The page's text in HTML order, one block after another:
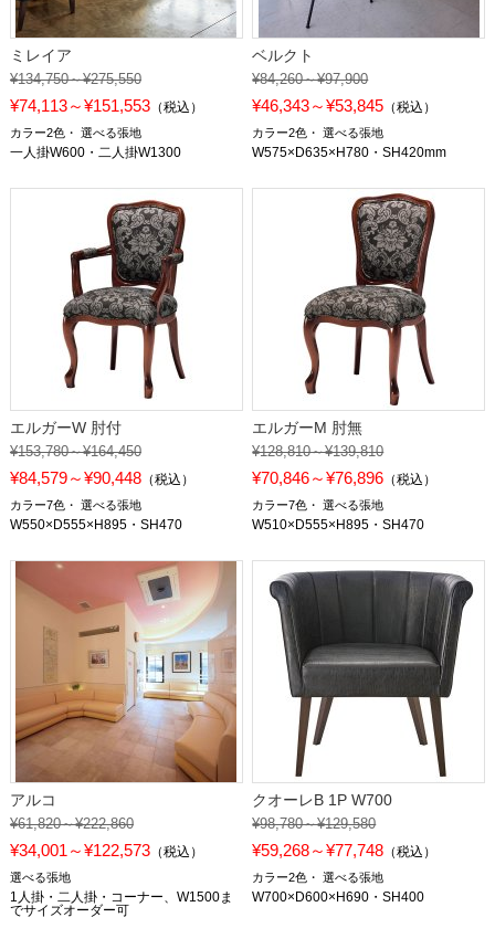
ミレイア
¥134,750～¥275,550
¥74,113～¥151,553（税込）
カラー2色 選べる張地
一人掛W600・二人掛W1300
ベルクト
¥84,260～¥97,900
¥46,343～¥53,845 （税込）
カラー2色 選べる張地
W575×D635×H780・SH420mm
エルガーW 肘付
¥153,780～¥164,450
¥84,579～¥90,448（税込）
カラー7色 選べる張地
W550×D555×H895・SH470
エルガーM 肘無
¥128,810～¥139,810
¥70,846～¥76,896 （税込）
カラー7色 選べる張地
W510×D555×H895・SH470
アルコ
¥61,820～¥222,860
¥34,001～¥122,573（税込）
選べる張地
1人掛・二人掛・コーナー、W1500ま
でサイズオーダー可
クオーレB 1P W700
¥98,780～¥129,580
¥59,268～¥77,748 （税込）
カラー2色 選べる張地
W700×D600×H690・SH400